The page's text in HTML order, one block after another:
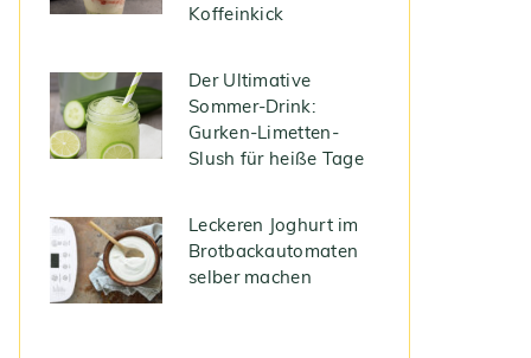
Koffeinkick
Der Ultimative
Sommer-Drink:
Gurken-Limetten-
Slush für heiße Tage
Leckeren Joghurt im
Brotbackautomaten
selber machen